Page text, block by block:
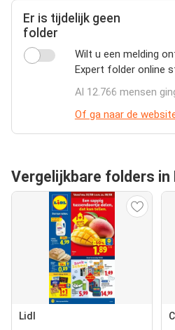
Er is tijdelijk geen
folder
Wilt u een melding
Expert folder online
Al 12.766 mensen
Of ga naar de
Vergelijkbare folders in
Lidl